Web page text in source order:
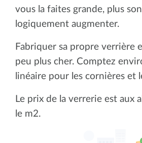
vous la faites grande, plus
logiquement augmenter.
Fabriquer sa propre verrière
peu plus cher. Comptez
linéaire pour les cornières et
Le prix de la verrerie est aux
le m2.